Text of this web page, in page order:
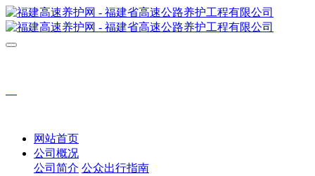
网站首页
公司概况
公司简介 公众出行指南